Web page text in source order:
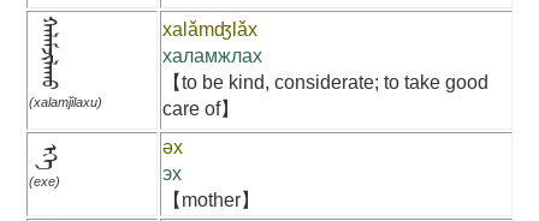
ᠬᠠᠯᠠᠮᠵᠢᠯᠠᠬᠤ
(xalamǰilaxu)
xalǎmʤlǎx
халамжлах
【to be kind, considerate; to take good
care of】
ᠡᠬᠡ
(exe)
əx
эх
【mother】